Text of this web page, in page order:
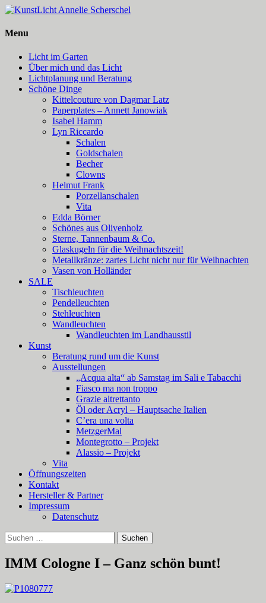
Menu
Licht im Garten
Über mich und das Licht
Lichtplanung und Beratung
Schöne Dinge
Kittelcouture von Dagmar Latz
Paperplates – Annett Janowiak
Isabel Hamm
Lyn Riccardo
Schalen
Goldschalen
Becher
Clowns
Helmut Frank
Porzellanschalen
Vita
Edda Börner
Schönes aus Olivenholz
Sterne, Tannenbaum & Co.
Glaskugeln für die Weihnachtszeit!
Metallkränze: zartes Licht nicht nur für Weihnachten
Vasen von Holländer
SALE
Tischleuchten
Pendelleuchten
Stehleuchten
Wandleuchten
Wandleuchten im Landhausstil
Kunst
Beratung rund um die Kunst
Ausstellungen
„Acqua alta“ ab Samstag im Sali e Tabacchi
Fiasco ma non troppo
Grazie altrettanto
Öl oder Acryl – Hauptsache Italien
C’era una volta
MetzgerMal
Montegrotto – Projekt
Alassio – Projekt
Vita
Öffnungszeiten
Kontakt
Hersteller & Partner
Impressum
Datenschutz
Suchen
nach:
IMM Cologne I – Ganz schön bunt!